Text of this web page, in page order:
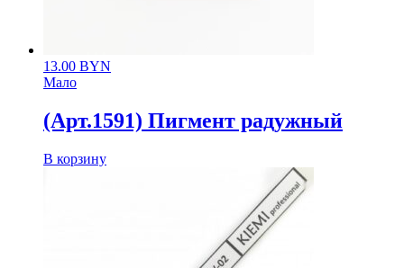
13.00 BYN
Мало
(Арт.1591) Пигмент радужный
В корзину